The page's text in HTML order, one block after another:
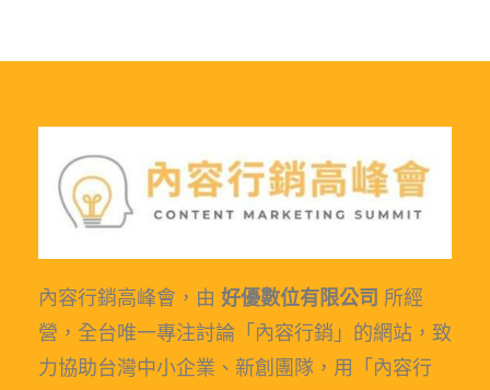
內容行銷高峰會，由 好優數位有限公司 所經
營，全台唯一專注討論「內容行銷」的網站，致
力協助台灣中小企業、新創團隊，用「內容行